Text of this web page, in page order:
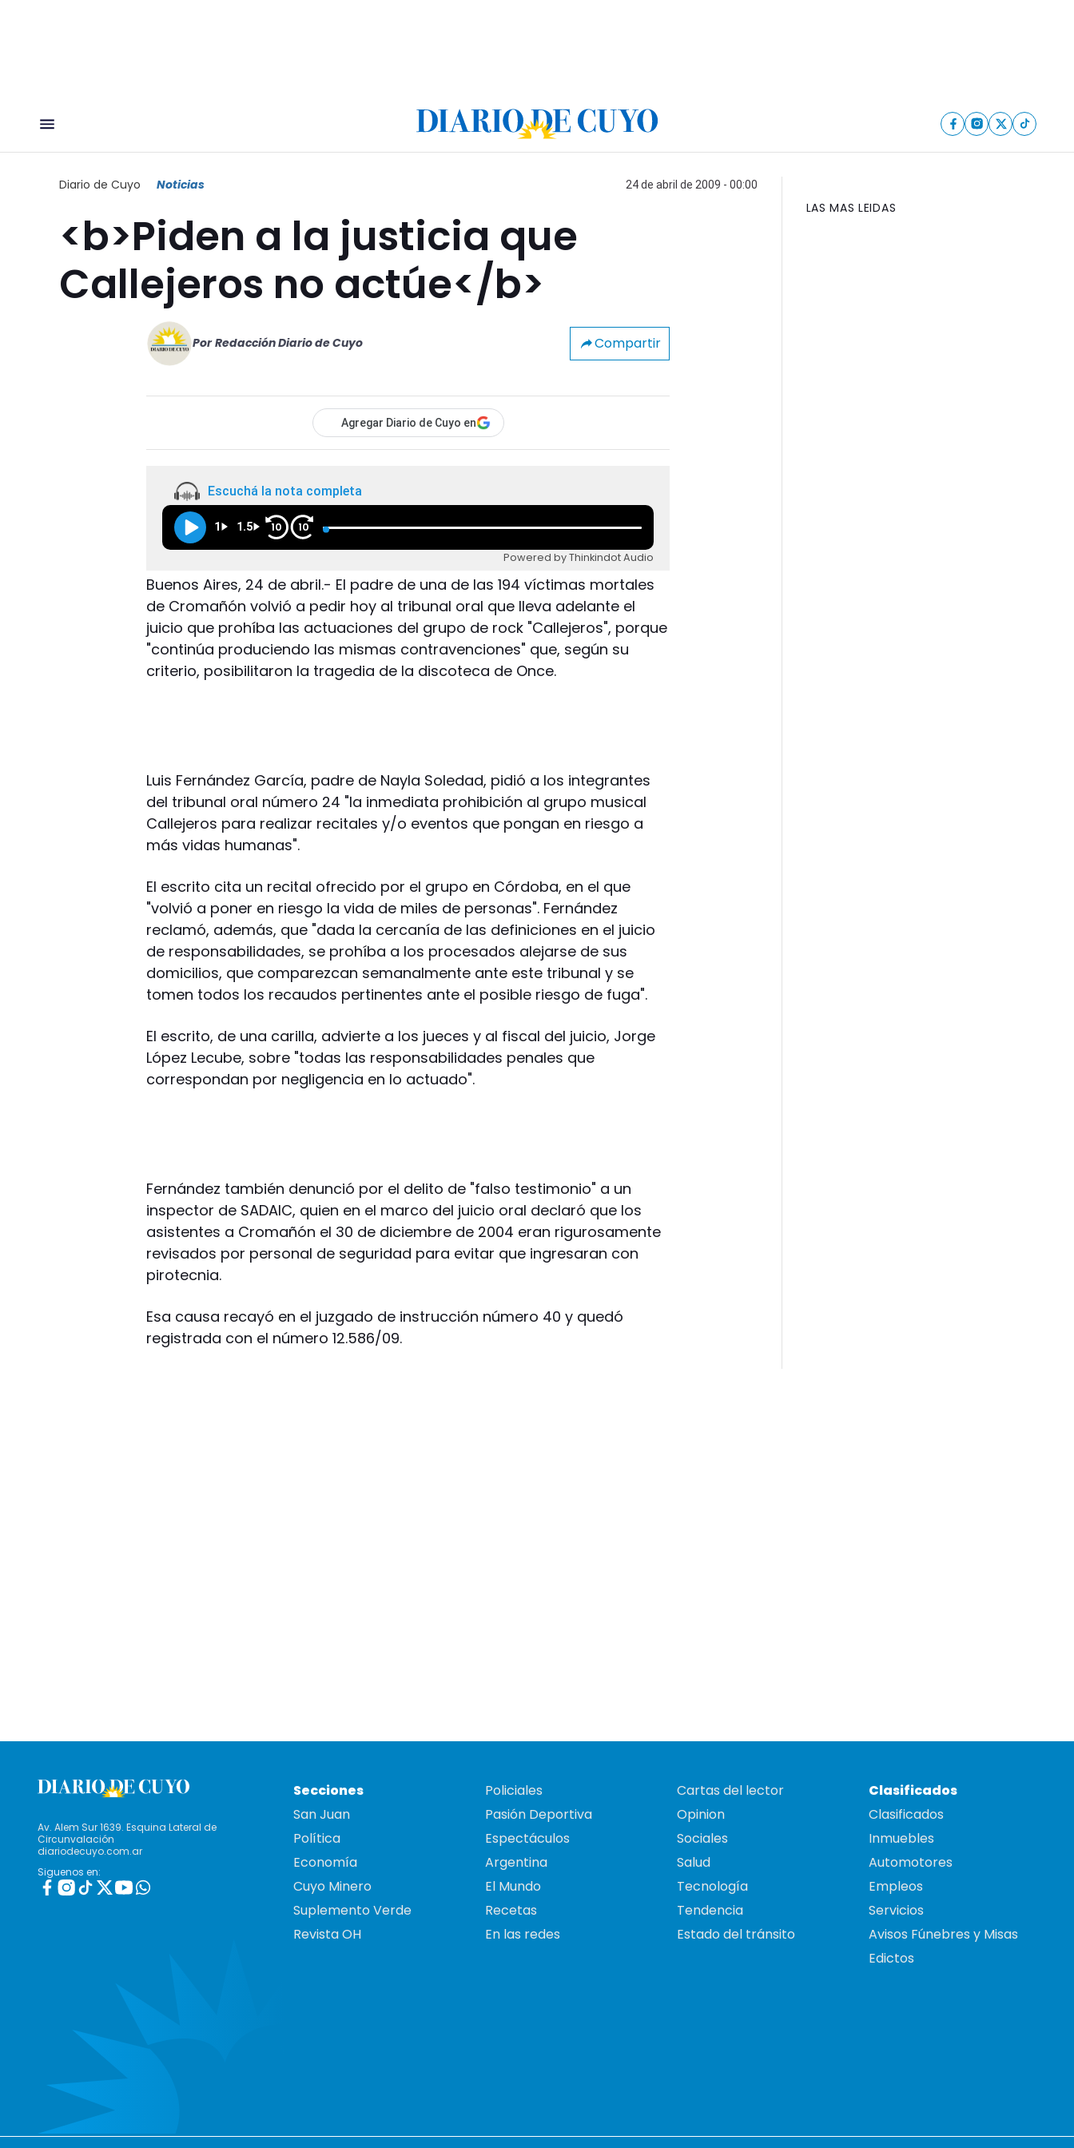
Diario de Cuyo Noticias 24 de abril de 2009 - 00:00
<b>Piden a la justicia que
Callejeros no actúe</b>
Por Redacción Diario de Cuyo Compartir
Agregar Diario de Cuyo en
Escuchá la nota completa
1 1.5 10 10
Powered by Thinkindot Audio
Buenos Aires, 24 de abril.- El padre de una de las 194 víctimas mortales
de Cromañón volvió a pedir hoy al tribunal oral que lleva adelante el
juicio que prohíba las actuaciones del grupo de rock "Callejeros", porque
"continúa produciendo las mismas contravenciones" que, según su
criterio, posibilitaron la tragedia de la discoteca de Once.
Luis Fernández García, padre de Nayla Soledad, pidió a los integrantes
del tribunal oral número 24 "la inmediata prohibición al grupo musical
Callejeros para realizar recitales y/o eventos que pongan en riesgo a
más vidas humanas".
El escrito cita un recital ofrecido por el grupo en Córdoba, en el que
"volvió a poner en riesgo la vida de miles de personas". Fernández
reclamó, además, que "dada la cercanía de las definiciones en el juicio
de responsabilidades, se prohíba a los procesados alejarse de sus
domicilios, que comparezcan semanalmente ante este tribunal y se
tomen todos los recaudos pertinentes ante el posible riesgo de fuga".
El escrito, de una carilla, advierte a los jueces y al fiscal del juicio, Jorge
López Lecube, sobre "todas las responsabilidades penales que
correspondan por negligencia en lo actuado".
Fernández también denunció por el delito de "falso testimonio" a un
inspector de SADAIC, quien en el marco del juicio oral declaró que los
asistentes a Cromañón el 30 de diciembre de 2004 eran rigurosamente
revisados por personal de seguridad para evitar que ingresaran con
pirotecnia.
Esa causa recayó en el juzgado de instrucción número 40 y quedó
registrada con el número 12.586/09.
LAS MAS LEIDAS
Av. Alem Sur 1639. Esquina Lateral de
Circunvalación
diariodecuyo.com.ar
Siguenos en:
Secciones
San Juan
Política
Economía
Cuyo Minero
Suplemento Verde
Revista OH
Policiales
Pasión Deportiva
Espectáculos
Argentina
El Mundo
Recetas
En las redes
Cartas del lector
Opinion
Sociales
Salud
Tecnología
Tendencia
Estado del tránsito
Clasificados
Clasificados
Inmuebles
Automotores
Empleos
Servicios
Avisos Fúnebres y Misas
Edictos